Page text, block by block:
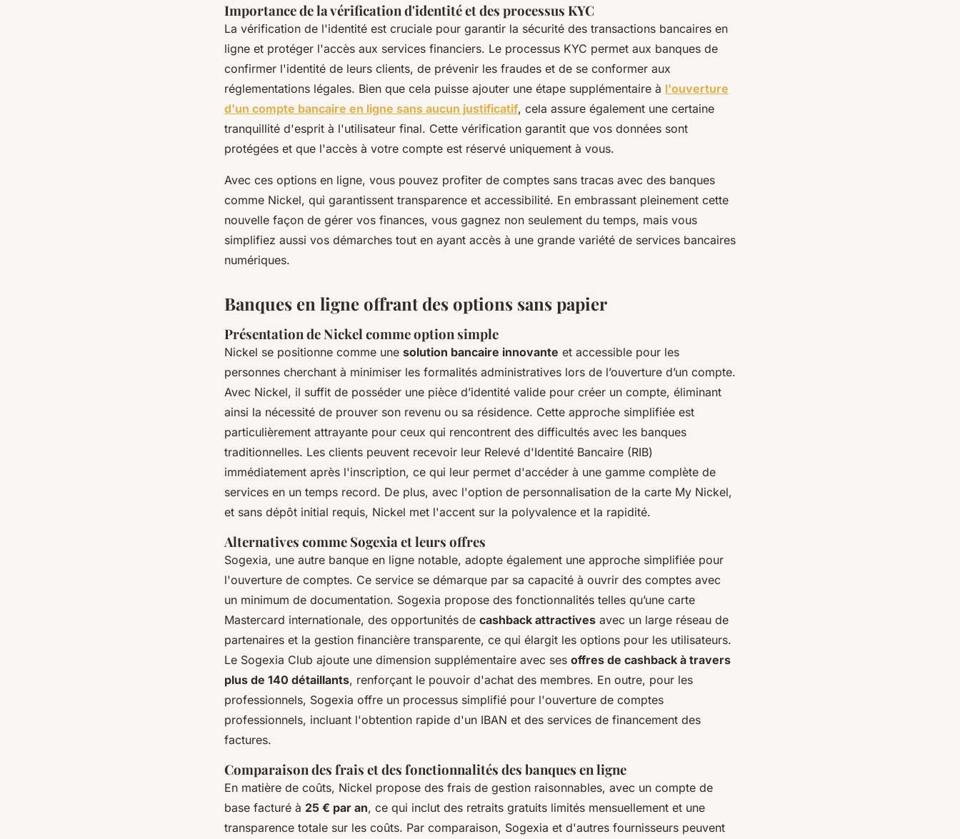
Importance de la vérification d'identité et des processus KYC
La vérification de l'identité est cruciale pour garantir la sécurité des transactions bancaires en
ligne et protéger l'accès aux services financiers. Le processus KYC permet aux banques de
confirmer l'identité de leurs clients, de prévenir les fraudes et de se conformer aux
réglementations légales. Bien que cela puisse ajouter une étape supplémentaire à l'ouverture
d'un compte bancaire en ligne sans aucun justificatif, cela assure également une certaine
tranquillité d'esprit à l'utilisateur final. Cette vérification garantit que vos données sont
protégées et que l'accès à votre compte est réservé uniquement à vous.
Avec ces options en ligne, vous pouvez profiter de comptes sans tracas avec des banques
comme Nickel, qui garantissent transparence et accessibilité. En embrassant pleinement cette
nouvelle façon de gérer vos finances, vous gagnez non seulement du temps, mais vous
simplifiez aussi vos démarches tout en ayant accès à une grande variété de services bancaires
numériques.
Banques en ligne offrant des options sans papier
Présentation de Nickel comme option simple
Nickel se positionne comme une solution bancaire innovante et accessible pour les
personnes cherchant à minimiser les formalités administratives lors de l’ouverture d’un compte.
Avec Nickel, il suffit de posséder une pièce d’identité valide pour créer un compte, éliminant
ainsi la nécessité de prouver son revenu ou sa résidence. Cette approche simplifiée est
particulièrement attrayante pour ceux qui rencontrent des difficultés avec les banques
traditionnelles. Les clients peuvent recevoir leur Relevé d'Identité Bancaire (RIB)
immédiatement après l'inscription, ce qui leur permet d'accéder à une gamme complète de
services en un temps record. De plus, avec l'option de personnalisation de la carte My Nickel,
et sans dépôt initial requis, Nickel met l'accent sur la polyvalence et la rapidité.
Alternatives comme Sogexia et leurs offres
Sogexia, une autre banque en ligne notable, adopte également une approche simplifiée pour
l'ouverture de comptes. Ce service se démarque par sa capacité à ouvrir des comptes avec
un minimum de documentation. Sogexia propose des fonctionnalités telles qu’une carte
Mastercard internationale, des opportunités de cashback attractives avec un large réseau de
partenaires et la gestion financière transparente, ce qui élargit les options pour les utilisateurs.
Le Sogexia Club ajoute une dimension supplémentaire avec ses offres de cashback à travers
plus de 140 détaillants, renforçant le pouvoir d'achat des membres. En outre, pour les
professionnels, Sogexia offre un processus simplifié pour l'ouverture de comptes
professionnels, incluant l'obtention rapide d'un IBAN et des services de financement des
factures.
Comparaison des frais et des fonctionnalités des banques en ligne
En matière de coûts, Nickel propose des frais de gestion raisonnables, avec un compte de
base facturé à 25 € par an, ce qui inclut des retraits gratuits limités mensuellement et une
transparence totale sur les coûts. Par comparaison, Sogexia et d'autres fournisseurs peuvent